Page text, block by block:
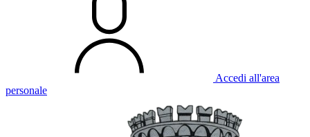
Accedi all'area
personale